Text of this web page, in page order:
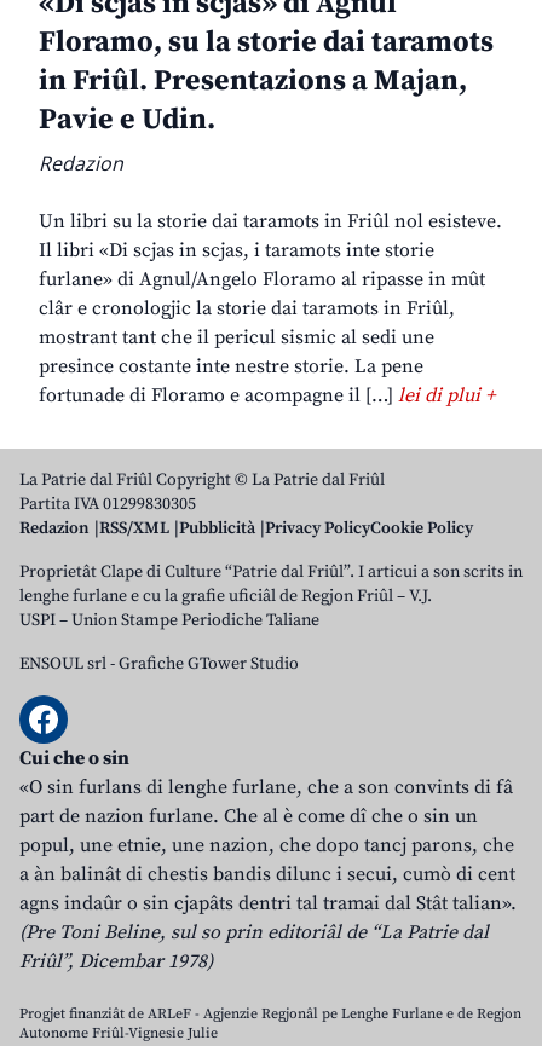
Floramo, su la storie dai taramots
in Friûl. Presentazions a Majan,
Pavie e Udin.
Redazion
Un libri su la storie dai taramots in Friûl nol esisteve.
Il libri «Di scjas in scjas, i taramots inte storie
furlane» di Agnul/Angelo Floramo al ripasse in mût
clâr e cronologjic la storie dai taramots in Friûl,
mostrant tant che il pericul sismic al sedi une
presince costante inte nestre storie. La pene
fortunade di Floramo e acompagne il […] lei di plui +
La Patrie dal Friûl Copyright © La Patrie dal Friûl
Partita IVA 01299830305
Redazion RSS/XML Pubblicità Privacy PolicyCookie Policy
Proprietât Clape di Culture “Patrie dal Friûl”. I articui a son scrits in
lenghe furlane e cu la grafie uficiâl de Regjon Friûl – V.J.
USPI – Union Stampe Periodiche Taliane
ENSOUL srl-Grafiche GTower Studio
Cui che o sin
«O sin furlans di lenghe furlane, che a son convints di fâ
part de nazion furlane. Che al è come dî che o sin un
popul, une etnie, une nazion, che dopo tancj parons, che
a àn balinât di chestis bandis dilunc i secui, cumò di cent
agns indaûr o sin cjapâts dentri tal tramai dal Stât talian».
(Pre Toni Beline, sul so prin editoriâl de “La Patrie dal
Friûl”, Dicembar 1978)
Progjet finanziât de ARLeF - Agjenzie Regjonâl pe Lenghe Furlane e de Regjon
Autonome Friûl-Vignesie Julie